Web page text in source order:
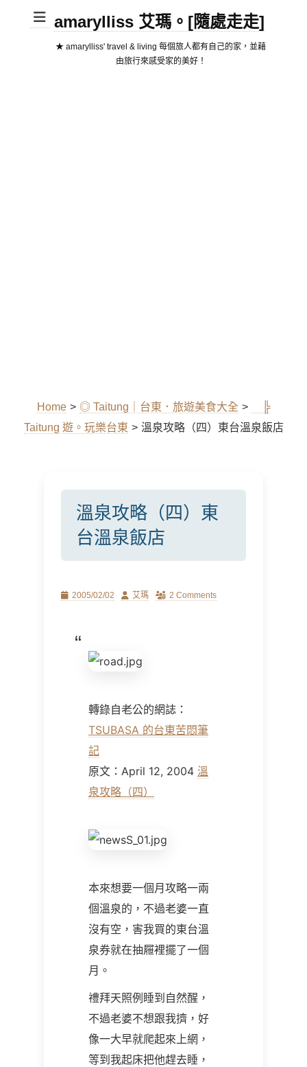
amarylliss 艾瑪。[隨處走走]
★ amarylliss' travel & living 每個旅人都有自己的家，並藉
由旅行來感受家的美好！
Home > ◎ Taitung｜台東．旅遊美食大全 >
╠
Taitung 遊。玩樂台東 > 溫泉攻略（四）東台溫泉飯店
溫泉攻略（四）東
台溫泉飯店
Posted
2005/02/02 Author
艾瑪 2 Comments
轉錄自老公的網誌：
TSUBASA 的台東苦悶筆
記
原文：April 12, 2004 溫
泉攻略（四）
本來想要一個月攻略一兩
個溫泉的，不過老婆一直
沒有空，害我買的東台溫
泉券就在抽屜裡擺了一個
月。
禮拜天照例睡到自然醒，
不過老婆不想跟我擠，好
像一大早就爬起來上網，
等到我起床把他趕去睡，